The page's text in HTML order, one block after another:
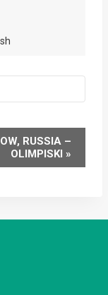
RUSSIA –
OLIMPISKI »